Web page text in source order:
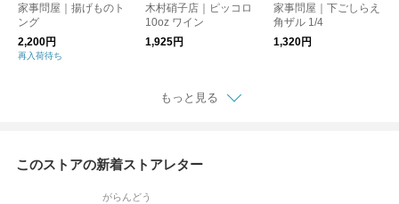
家事問屋｜揚げものト
ング
2,200円
再入荷待ち
木村硝子店｜ピッコロ
10oz ワイン
1,925円
家事問屋｜下ごしらえ
角ザル 1/4
1,320円
もっと見る
このストアの新着ストアレター
がらんどう